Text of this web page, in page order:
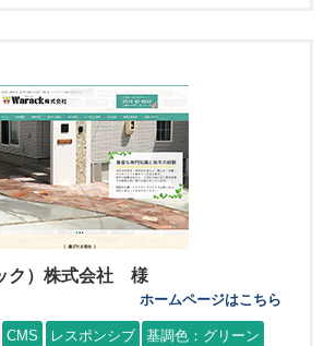
ク）株式会社 様
ホームページはこちら
CMS レスポンシブ 基調色：グリーン